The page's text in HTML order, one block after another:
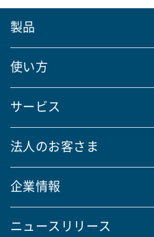
製品
使い方
サービス
法人のお客さま
企業情報
ニュースリリース